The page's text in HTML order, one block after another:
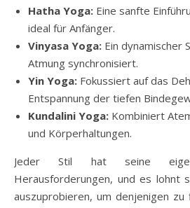
Hatha Yoga: Eine sanfte
ideal für Anfänger.
Vinyasa Yoga: Ein dynamischer
Atmung synchronisiert.
Yin Yoga: Fokussiert auf das
Entspannung der tiefen
Kundalini Yoga: Kombiniert
und Körperhaltungen.
Jeder Stil hat seine
Herausforderungen, und es lohnt
auszuprobieren, um denjenigen